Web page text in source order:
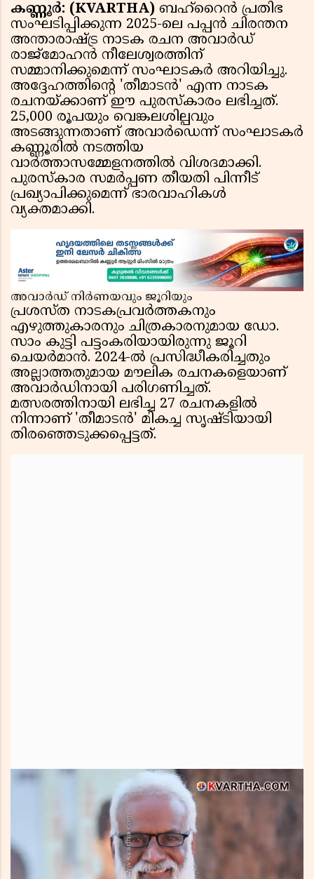
കണ്ണൂർ: (KVARTHA) ബഹ്റൈൻ പ്രതിഭ
സംഘടിപ്പിക്കുന്ന 2025-ലെ പപ്പൻ ചിരന്തന
അന്താരാഷ്ട്ര നാടക രചന അവാർഡ്
രാജ്മോഹൻ നീലേശ്വരത്തിന്
സമ്മാനിക്കുമെന്ന് സംഘാടകർ അറിയിച്ചു.
അദ്ദേഹത്തിൻ്റെ 'തീമാടൻ' എന്ന നാടക
രചനയ്ക്കാണ് ഈ പുരസ്കാരം ലഭിച്ചത്.
25,000 രൂപയും വെങ്കലശില്പവും
അടങ്ങുന്നതാണ് അവാർഡെന്ന് സംഘാടകർ
കണ്ണൂരിൽ നടത്തിയ
വാർത്താസമ്മേളനത്തിൽ വിശദമാക്കി.
പുരസ്കാര സമർപ്പണ തീയതി പിന്നീട്
പ്രഖ്യാപിക്കുമെന്ന് ഭാരവാഹികൾ
വ്യക്തമാക്കി.
അവാർഡ് നിർണയവും ജൂറിയും
പ്രശസ്ത നാടകപ്രവർത്തകനും
എഴുത്തുകാരനും ചിത്രകാരനുമായ ഡോ.
സാം കുട്ടി പട്ടംകരിയായിരുന്നു ജൂറി
ചെയർമാൻ. 2024-ൽ പ്രസിദ്ധീകരിച്ചതും
അല്ലാത്തതുമായ മൗലിക രചനകളെയാണ്
അവാർഡിനായി പരിഗണിച്ചത്.
മത്സരത്തിനായി ലഭിച്ച 27 രചനകളിൽ
നിന്നാണ് 'തീമാടൻ' മികച്ച സൃഷ്ടിയായി
തിരഞ്ഞെടുക്കപ്പെട്ടത്.